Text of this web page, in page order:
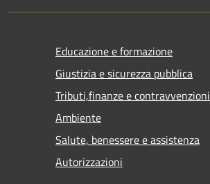
Educazione e formazione
Giustizia e sicurezza pubblica
Tributi,finanze e contravvenzioni
Ambiente
Salute, benessere e assistenza
Autorizzazioni